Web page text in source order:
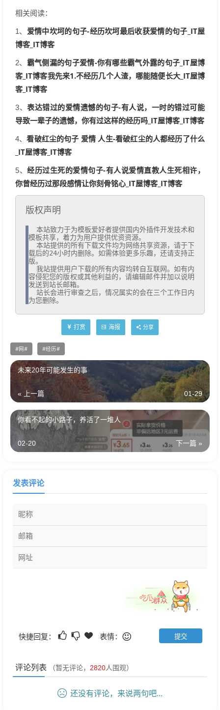
相关阅读：
1、 爱情中坎坷的句子-经历坎坷最后收获爱情的句子_IT屋
博客_IT博客
2、 霸气侧漏的句子爱情-你有哪些霸气外露的句子_IT屋博
客_IT博客我先来1.不经历几个人渣，哪能随便长大_IT屋博
客_IT博客
3、表达错过的爱情遗憾的句子-有人说，一时的错过可能
导致一辈子的遗憾，你有过这样的经历吗_IT屋博客_IT博客
4、看破红尘的句子 爱情 人生-看破红尘的人都经历了什么
_IT屋博客_IT博客
5、经历过生死的爱情句子-有人说爱情直教人生死相许，
你曾经历过那段感情让你刻骨铭心_IT屋博客_IT博客
版权声明
模板共享，着力为用户提供优资资源。
载后的24小时内删除。如需体验更多乐趣，还请支持正
版。
容侵犯您的版权或其他利益的，请编辑邮件并加以说明
发送到站长邮箱。
为您删除。
打赏 海报 分享
网 经历
未来20年可能发生的事
« 上一篇 01-29
你看不起的小路子，养活了一堆人
下一篇 »
02-20
发表评论
快捷回复： 表情：
评论列表 （暂无评论， 2820人围观）
还没有评论，来说两句吧...